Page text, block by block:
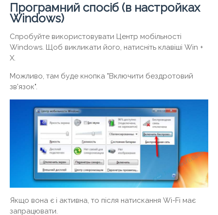
Програмний спосіб (в настройках
Windows)
Спробуйте використовувати Центр мобільності
Windows. Щоб викликати його, натисніть клавіші Win +
X.
Можливо, там буде кнопка "Включити бездротовий
зв'язок".
Якщо вона є і активна, то після натискання Wi-Fi має
запрацювати.